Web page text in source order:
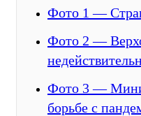
Фото 1 —
Фото 2 —
Фото 3 —
борьбе с